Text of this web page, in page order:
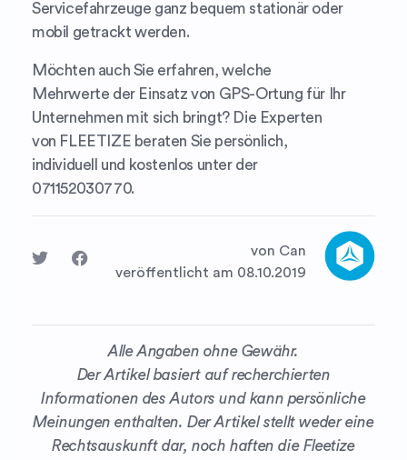
Servicefahrzeuge ganz bequem stationär oder
mobil getrackt werden.
Möchten auch Sie erfahren, welche
Mehrwerte der Einsatz von GPS-Ortung für Ihr
Unternehmen mit sich bringt? Die Experten
von FLEETIZE beraten Sie persönlich,
individuell und kostenlos unter der
071152030770.
von Can
veröffentlicht am 08.10.2019
Alle Angaben ohne Gewähr.
Der Artikel basiert auf recherchierten
Informationen des Autors und kann persönliche
Meinungen enthalten. Der Artikel stellt weder eine
Rechtsauskunft dar, noch haften die Fleetize